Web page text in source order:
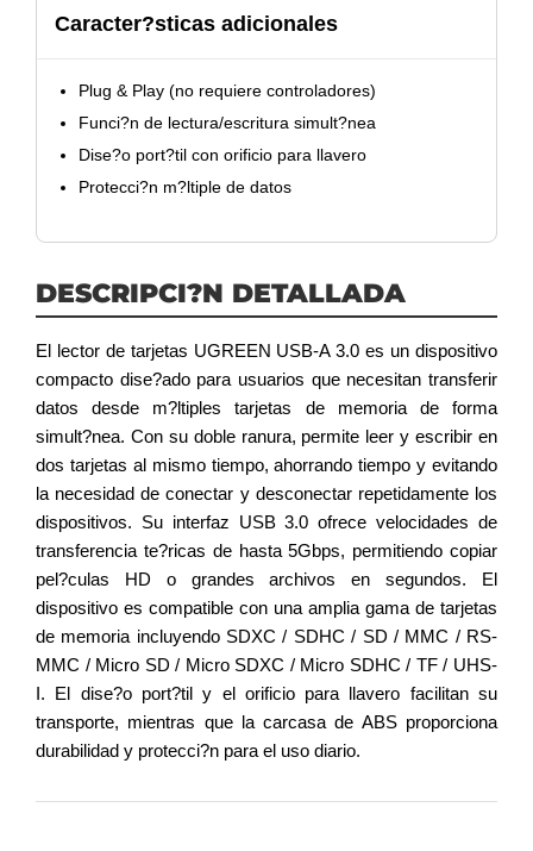
Caracter?sticas adicionales
Plug & Play (no requiere controladores)
Funci?n de lectura/escritura simult?nea
Dise?o port?til con orificio para llavero
Protecci?n m?ltiple de datos
DESCRIPCI?N DETALLADA
El lector de tarjetas UGREEN USB-A 3.0 es un dispositivo
compacto dise?ado para usuarios que necesitan transferir
datos desde m?ltiples tarjetas de memoria de forma
simult?nea. Con su doble ranura, permite leer y escribir en
dos tarjetas al mismo tiempo, ahorrando tiempo y evitando
la necesidad de conectar y desconectar repetidamente los
dispositivos. Su interfaz USB 3.0 ofrece velocidades de
transferencia te?ricas de hasta 5Gbps, permitiendo copiar
pel?culas HD o grandes archivos en segundos. El
dispositivo es compatible con una amplia gama de tarjetas
de memoria incluyendo SDXC / SDHC / SD / MMC / RS-
MMC / Micro SD / Micro SDXC / Micro SDHC / TF / UHS-
I. El dise?o port?til y el orificio para llavero facilitan su
transporte, mientras que la carcasa de ABS proporciona
durabilidad y protecci?n para el uso diario.